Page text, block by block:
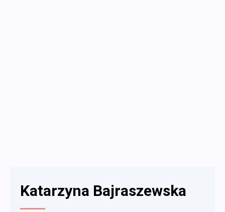
Katarzyna Bajraszewska